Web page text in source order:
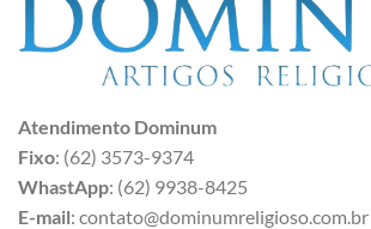
Atendimento Dominum
Fixo: (62) 3573-9374
WhastApp: (62) 9938-8425
E-mail: contato@dominumreligioso.com.br